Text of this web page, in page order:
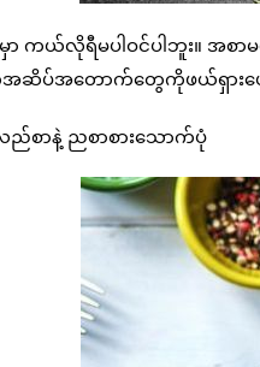
မှာ ကယ်လိုရီမပါဝင်ပါဘူး။ အစ
ဆိပ်အတောက်တွေကိုဖယ်ရှားပေ
ည်စာနဲ့ ညစာစားသောက်ပုံ